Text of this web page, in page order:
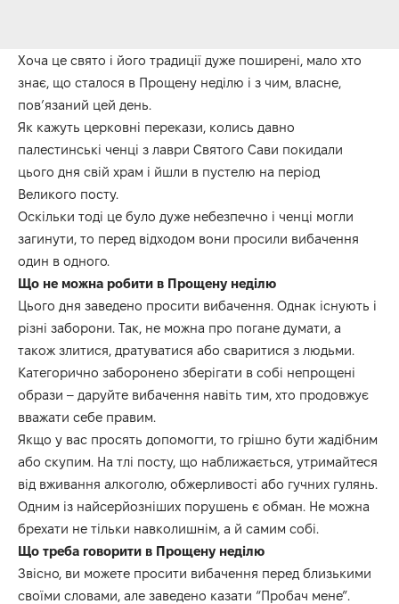
Хоча це свято і його традиції дуже поширені, мало хто
знає, що сталося в Прощену неділю і з чим, власне,
пов’язаний цей день.
Як кажуть церковні перекази, колись давно
палестинські ченці з лаври Святого Сави покидали
цього дня свій храм і йшли в пустелю на період
Великого посту.
Оскільки тоді це було дуже небезпечно і ченці могли
загинути, то перед відходом вони просили вибачення
один в одного.
Що не можна робити в Прощену неділю
Цього дня заведено просити вибачення. Однак існують і
різні заборони. Так, не можна про погане думати, а
також злитися, дратуватися або сваритися з людьми.
Категорично заборонено зберігати в собі непрощені
образи – даруйте вибачення навіть тим, хто продовжує
вважати себе правим.
Якщо у вас просять допомогти, то грішно бути жадібним
або скупим. На тлі посту, що наближається, утримайтеся
від вживання алкоголю, обжерливості або гучних гулянь.
Одним із найсерйозніших порушень є обман. Не можна
брехати не тільки навколишнім, а й самим собі.
Що треба говорити в Прощену неділю
Звісно, ви можете просити вибачення перед близькими
своїми словами, але заведено казати “Пробач мене”.